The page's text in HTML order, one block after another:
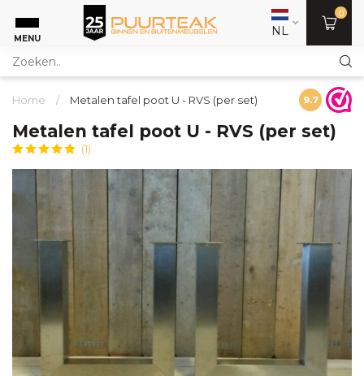
MENU NL
0
Home / Metalen tafel poot U - RVS (per set) 9.7
Metalen tafel poot U - RVS (per set)
(1)